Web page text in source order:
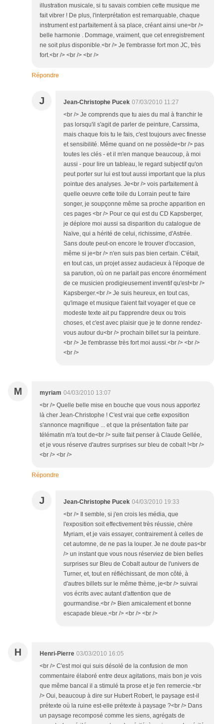
illustration musicale, si tu savais combien cette musique me
fait vibrer ! De plus, l'interprétation est remarquable, chaque
instrument est parfaitement à sa place, créant ainsi une<br />
belle harmonie . Dommage, vraiment, que cet enregistrement
ne soit plus disponible.<br /> Je t'embrasse fort mon JC, très
fort.<br /> <br /> <br />
Répondre
J Jean-Christophe Pucek 07/03/2010 11:27
<br /> Je comprends que tu aies du mal à franchir le
pas lorsqu'il s'agit de parler de peinture, Carssima,
mais chaque fois tu le fais, c'est toujours avec finesse
et sensibilité. Même quand on ne possède<br /> pas
toutes les clés - et il m'en manque beaucoup, à moi
aussi - pour lire un tableau, le regard subjectif qu'on
peut porter sur lui est tout aussi important que la plus
pointue des analyses. Je<br /> vois parfaitement à
quelle oeuvre cette toile du Lorrain peut te faire
songer, je soupçonne même sa proche apparition en
ces pages <br /> Pour ce qui est du CD Kapsberger,
je déplore moi aussi sa disparition du catalogue de
Naïve, qui a hérité de celui, richissime, d'Astrée.
Sans doute peut-on encore le trouver d'occasion,
même si je<br /> n'en suis pas bien certain. C'était,
en tout cas, un projet assez audacieux à l'époque de
sa parution, où on ne parlait pas encore énormément
de ce musicien prodigieusement inventif qu'est<br />
Kapsberger.<br /> Je suis heureux, en tout cas,
qu'image et musique t'aient fait voyager et que ce
modeste texte ait pu t'apprendre deux ou trois
choses, et c'est avec plaisir que je te donne rendez-
vous autour du<br /> prochain billet sur la peinture.
<br /> Je t'embrasse très fort moi aussi.<br /> <br />
<br />
M myriam 04/03/2010 13:07
<br /> Quelle belle mise en bouche que vous nous apportez
là cher Jean-Christophe ! C'est vrai que cette exposition
s'annonce magnifique ... et que la présentation faite par
télématin m'a tout de<br /> suite fait penser à Claude Gellée,
et je vous réserve d'autres surprises sur bleu de cobalt !<br />
<br /> <br />
Répondre
J Jean-Christophe Pucek 04/03/2010 19:33
<br /> Il semble, si j'en crois les média, que
l'exposition soit effectivement très réussie, chère
Myriam, et je vais essayer, contrairement à celles de
cet automne, de ne pas la louper. Je ne doute pas<br
/> un instant que vous nous réserviez de bien belles
surprises sur Bleu de Cobalt autour de l'univers de
Turner, et, tout en réfléchissant, de mon côté, à
d'autres billets sur le même thème, je<br /> suivrai
vos écrits avec autant d'attention que de
gourmandise.<br /> Bien amicalement et bonne
escapade bleue.<br /> <br /> <br />
H Henri-Pierre 03/03/2010 16:05
<br /> C'est moi qui suis désolé de la confusion de mon
commentaire élaboré entre deux agitations, mais bon je vois
que même bancal il a stimulé ta prose et je t'en remercie.<br
/> Oui, beaucoup à dire sur Hubert Robert, le paysage est-il
prétexte où la ruine est-elle prétexte à paysage ?<br /> Dans
un paysage recomposé comme les siens, agrégats de